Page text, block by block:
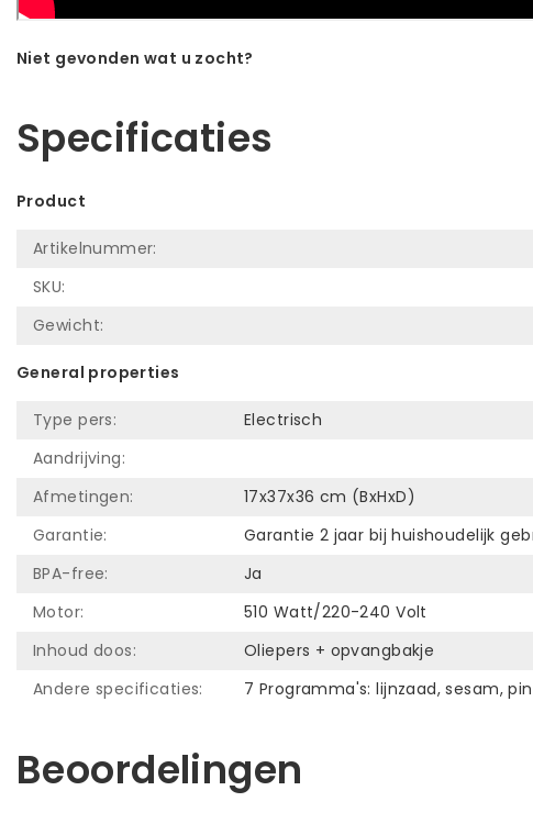
Niet gevonden wat u zocht?
Specificaties
Product
Artikelnummer:
SKU:
Gewicht:
General properties
Type pers:
Electrisch
Aandrijving:
Afmetingen:
17x37x36 cm (BxHxD)
Garantie:
Garantie 2 jaar bij huishoudelijk
BPA-free:
Ja
Motor:
510 Watt/220-240 Volt
Inhoud doos:
Oliepers + opvangbakje
Andere specificaties:
7 Programma's: lijnzaad, sesam,
Beoordelingen